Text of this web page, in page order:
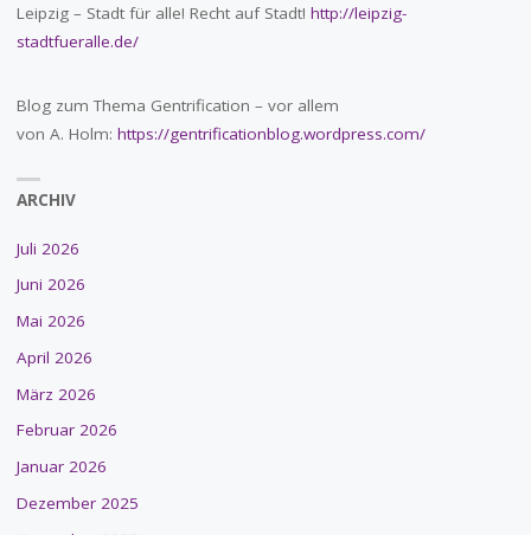
Leipzig – Stadt für alle! Recht auf Stadt! http://leipzig-
stadtfueralle.de/
Blog zum Thema Gentrification – vor allem
von A. Holm: https://gentrificationblog.wordpress.com/
ARCHIV
Juli 2026
Juni 2026
Mai 2026
April 2026
März 2026
Februar 2026
Januar 2026
Dezember 2025